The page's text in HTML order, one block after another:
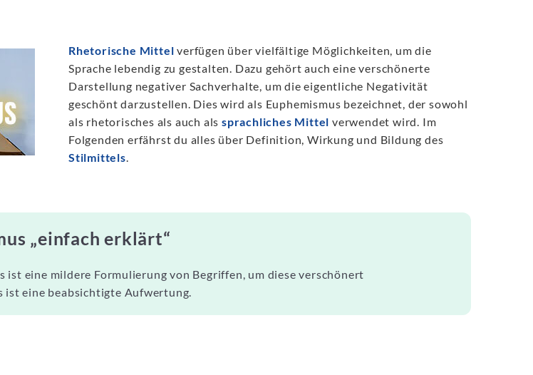
Rhetorische Mittel verfügen über vielfältige Möglichkeiten, um die
Sprache lebendig zu gestalten. Dazu gehört auch eine verschönerte
Darstellung negativer Sachverhalte, um die eigentliche Negativität
geschönt darzustellen. Dies wird als Euphemismus bezeichnet, der sowohl
als rhetorisches als auch als sprachliches Mittel verwendet wird. Im
Folgenden erfährst du alles über Definition, Wirkung und Bildung des
Stilmittels.
„einfach erklärt“
ist eine mildere Formulierung von Begriffen, um diese verschönert
ist eine beabsichtigte Aufwertung.